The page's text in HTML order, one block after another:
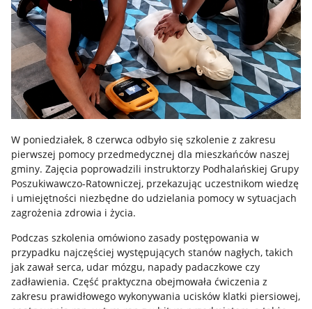
W poniedziałek, 8 czerwca odbyło się szkolenie z zakresu
pierwszej pomocy przedmedycznej dla mieszkańców naszej
gminy. Zajęcia poprowadzili instruktorzy Podhalańskiej Grupy
Poszukiwawczo-Ratowniczej, przekazując uczestnikom wiedzę
i umiejętności niezbędne do udzielania pomocy w sytuacjach
zagrożenia zdrowia i życia.
Podczas szkolenia omówiono zasady postępowania w
przypadku najczęściej występujących stanów nagłych, takich
jak zawał serca, udar mózgu, napady padaczkowe czy
zadławienia. Część praktyczna obejmowała ćwiczenia z
zakresu prawidłowego wykonywania ucisków klatki piersiowej,